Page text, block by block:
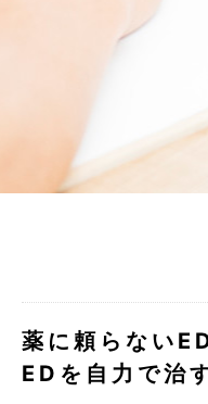
薬に頼らない
EDを自力で治